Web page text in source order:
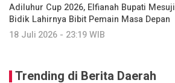
Adiluhur Cup 2026, Elfianah Bupati Mesuji
Bidik Lahirnya Bibit Pemain Masa Depan
18 Juli 2026 - 23:19 WIB
Trending di Berita Daerah